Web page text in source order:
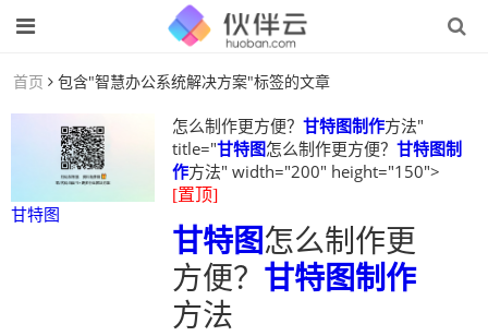
首页 包含"智慧办公系统解决方案"标签的文章
甘特图
怎么制作更方便？ 甘特图制作方法"
title="甘特图怎么制作更方便？ 甘特图制
作方法" width="200" height="150">
[置顶]
甘特图怎么制作更
方便？ 甘特图制作
方法